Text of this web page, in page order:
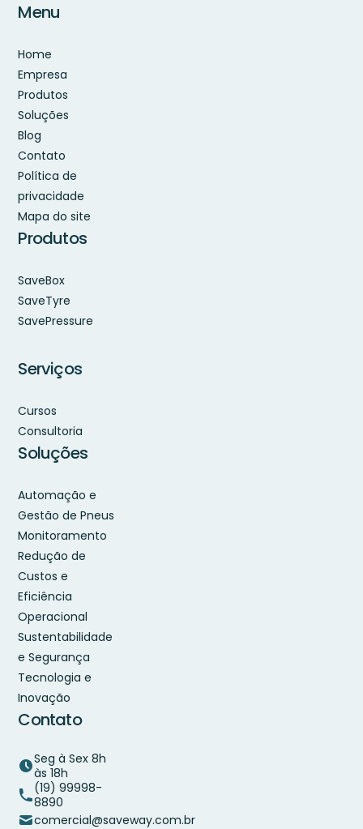
Menu
Home
Empresa
Produtos
Soluções
Blog
Contato
Política de
privacidade
Mapa do site
Produtos
SaveBox
SaveTyre
SavePressure
Serviços
Cursos
Consultoria
Soluções
Automação e
Gestão de Pneus
Monitoramento
Redução de
Custos e
Eficiência
Operacional
Sustentabilidade
e Segurança
Tecnologia e
Inovação
Contato
Seg à Sex 8h
às 18h
(19) 99998-
8890
comercial@saveway.com.br